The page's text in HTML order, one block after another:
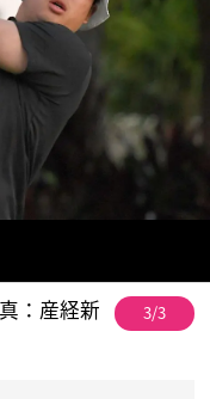
：産経新
3/3